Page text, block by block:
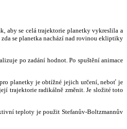
aby se celá trajektorie planetky vykreslila a
se planetka nachází nad rovinou ekliptiky
po zadání hodnot. Po spuštění animace
pro planetky je obtížné jejich určení, neboť je
trajektorie radikálně změnit. Je složité toto
teploty je použit Stefanův-Boltzmannův